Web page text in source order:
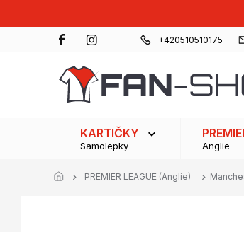
+420510510175
KARTIČKY
Samolepky Anglie
PREMIER LEAGUE (Anglie)